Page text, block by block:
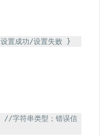
成功/设置失败 }
符串类型；错误信